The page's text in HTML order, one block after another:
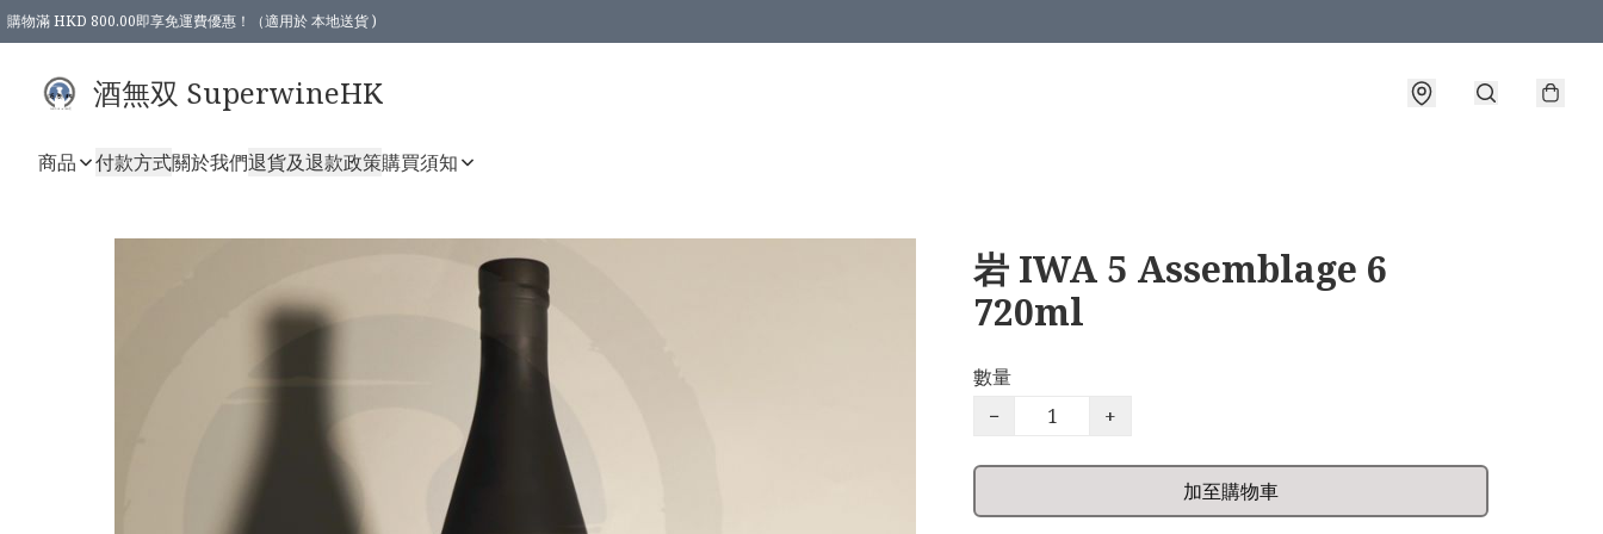
購物滿 HKD 800.00即享免運費優惠！（適用於 本地送貨 )
酒無双 SuperwineHK
商品 付款方式關於我們退貨及退款政策購買須知
岩 IWA 5 Assemblage 6
720ml
數量
−
+
加至購物車